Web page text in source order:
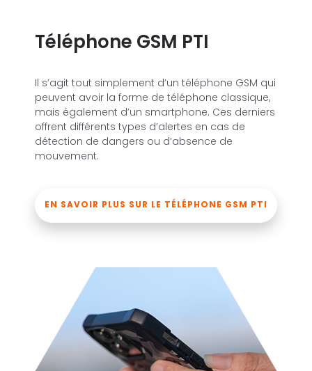
Téléphone GSM PTI
Il s’agit tout simplement d’un téléphone GSM qui
peuvent avoir la forme de téléphone classique,
mais également d’un smartphone. Ces derniers
offrent différents types d’alertes en cas de
détection de dangers ou d’absence de
mouvement.
EN SAVOIR PLUS SUR LE TÉLÉPHONE GSM PTI